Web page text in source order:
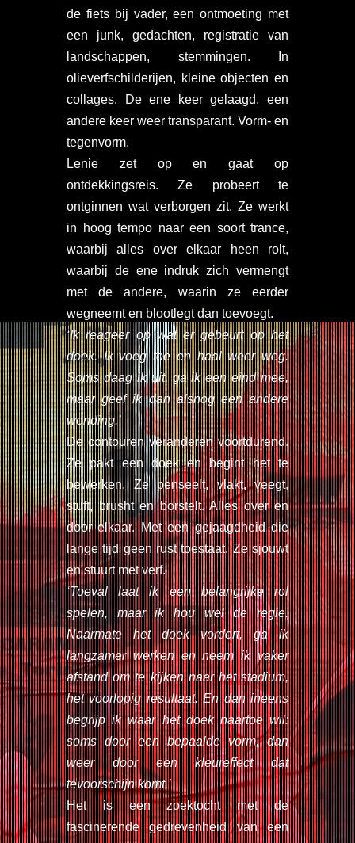
de fiets bij vader, een ontmoeting met
een junk, gedachten, registratie van
landschappen, stemmingen. In
olieverfschilderijen, kleine objecten en
collages. De ene keer gelaagd, een
andere keer weer transparant. Vorm- en
tegenvorm.
Lenie zet op en gaat op
ontdekkingsreis. Ze probeert te
ontginnen wat verborgen zit. Ze werkt
in hoog tempo naar een soort trance,
waarbij alles over elkaar heen rolt,
waarbij de ene indruk zich vermengt
met de andere, waarin ze eerder
wegneemt en blootlegt dan toevoegt.
‘Ik reageer op wat er gebeurt op het
doek. Ik voeg toe en haal weer weg.
Soms daag ik uit, ga ik een eind mee,
maar geef ik dan alsnog een andere
wending.’
De contouren veranderen voortdurend.
Ze pakt een doek en begint het te
bewerken. Ze penseelt, vlakt, veegt,
stuft, brusht en borstelt. Alles over en
door elkaar. Met een gejaagdheid die
lange tijd geen rust toestaat. Ze sjouwt
en stuurt met verf.
‘Toeval laat ik een belangrijke rol
spelen, maar ik hou wel de regie.
Naarmate het doek vordert, ga ik
langzamer werken en neem ik vaker
afstand om te kijken naar het stadium,
het voorlopig resultaat. En dan ineens
begrijp ik waar het doek naartoe wil:
soms door een bepaalde vorm, dan
weer door een kleureffect dat
tevoorschijn komt.’
Het is een zoektocht met de
fascinerende gedrevenheid van een